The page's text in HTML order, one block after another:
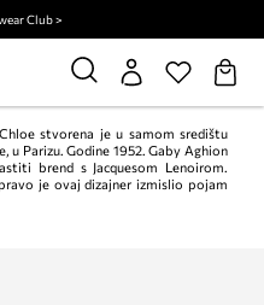
Club >
stvorena je u samom središtu
u Parizu. Godine 1952. Gaby Aghion
brend s Jacquesom Lenoirom.
je ovaj dizajner izmislio pojam
mjesto, između ostalih, došli Karl